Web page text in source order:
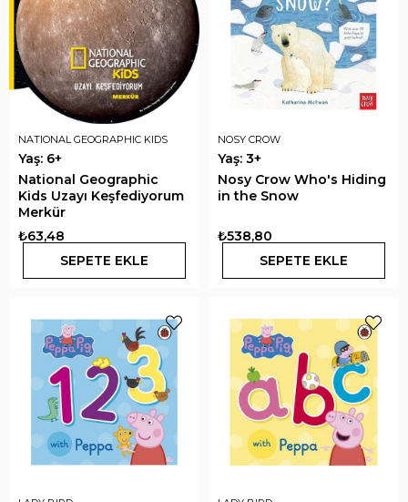
NATIONAL GEOGRAPHIC KIDS
Yaş: 6+
National Geographic
Kids Uzayı Keşfediyorum
Merkür
₺63,48
SEPETE EKLE
NOSY CROW
Yaş: 3+
Nosy Crow Who's Hiding
in the Snow
₺538,80
SEPETE EKLE